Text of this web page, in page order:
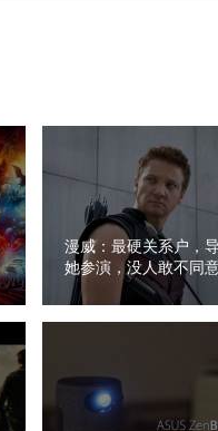
漫威：最硬关系户，
她参演，没人敢不同